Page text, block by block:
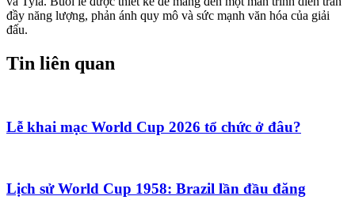
đầy năng lượng, phản ánh quy mô và sức mạnh văn hóa của giải
đấu.
Tin liên quan
Lễ khai mạc World Cup 2026 tổ chức ở đâu?
Lịch sử World Cup 1958: Brazil lần đầu đăng